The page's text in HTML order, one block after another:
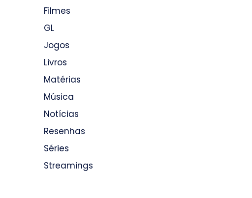
Filmes
GL
Jogos
Livros
Matérias
Música
Notícias
Resenhas
Séries
Streamings